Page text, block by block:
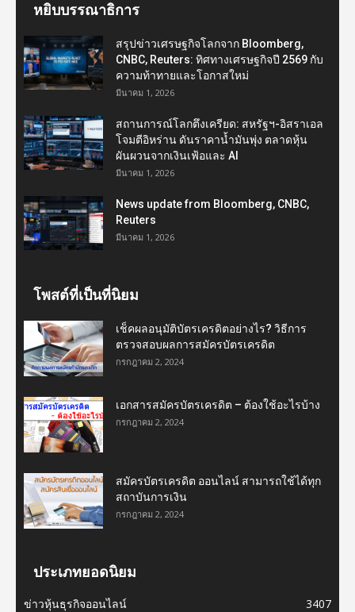
หยิบบรรณาธิการ
สรุปข่าวเศรษฐกิจโลกจาก Bloomberg,
CNBC, Reuters: ทิศทางเศรษฐกิจปี 2569 กับ
ความท้าทายและโอกาสใหม่
มีนาคม 1, 2026
สถานการณ์โลกตึงเครียด: สหรัฐฯ-อิสราเอล
โจมตีอิหร่าน ดันราคาน้ำมันพุ่ง ตลาดหุ้น
ผันผวนจากเงินเฟ้อและ AI
มีนาคม 1, 2026
News update from Bloomberg, CNBC,
Reuters
มีนาคม 1, 2026
โพสต์ที่เป็นที่นิยม
เช็คผลอนุมัติบัตรเครดิตอย่างไร? วิธีการ
ตรวจสอบผลการสมัครบัตรเครดิต
กรกฎาคม 2, 2024
เอกสารสมัครบัตรเครดิต – ต้องใช้อะไรบ้าง
กรกฎาคม 2, 2024
สมัครบัตรเครดิต ออนไลน์ สามารถใช้ได้ทุก
สถาบันการเงิน
กรกฎาคม 2, 2024
ประเภทยอดนิยม
ข่าวหุ้นธุรกิจออนไลน์
3407